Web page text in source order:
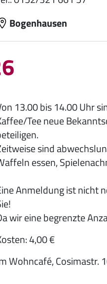
Bogenhausen
13.00 bis 14.00 Uhr
Tee neue
sind
essen,
Anmeldung ist nicht
wir eine begrenzte
4,00 €
Wohncafé, Cosimastr.